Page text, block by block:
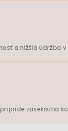
a nižšia údržba
zaseknutia